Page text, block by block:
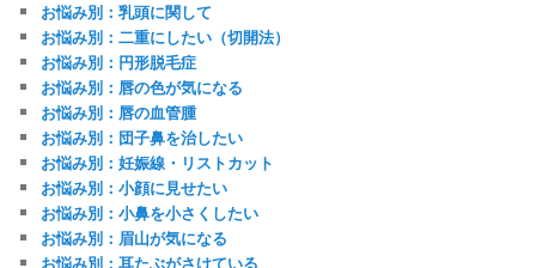
お悩み別：乳頭に関して
お悩み別：二重にしたい（切開法）
お悩み別：円形脱毛症
お悩み別：唇の色が気になる
お悩み別：唇の血管腫
お悩み別：団子鼻を治したい
お悩み別：妊娠線・リストカット
お悩み別：小顔に見せたい
お悩み別：小鼻を小さくしたい
お悩み別：眉山が気になる
お悩み別：耳たぶがさけている